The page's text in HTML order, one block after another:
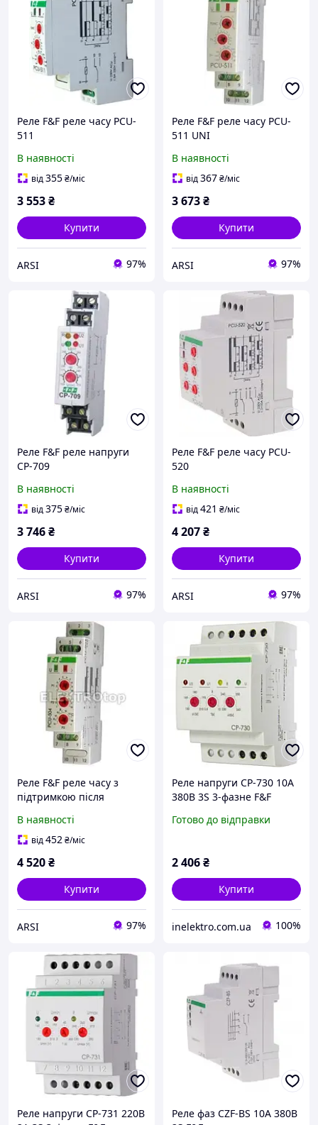
Реле F&F реле часу PCU-
511
В наявності
від355₴/міс
3 553₴
Купити
ARSI 97%
Реле F&F реле часу PCU-
511 UNI
В наявності
від367₴/міс
3 673₴
Купити
ARSI 97%
Реле F&F реле напруги
CP-709
В наявності
від375₴/міс
3 746₴
Купити
ARSI 97%
Реле F&F реле часу PCU-
520
В наявності
від421 ₴/міс
4 207₴
Купити
ARSI 97%
Реле F&F реле часу з
підтримкою після
504
В наявності
від452₴/міс
4 520₴
Купити
ARSI 97%
Реле напруги CP-730 10А
380В 3S 3-фазне F&F
Готово до відправки
2 406₴
Купити
inelektro.com.ua 100%
Реле напруги CP-731 220В
Реле фаз CZF-BS 10А 380В